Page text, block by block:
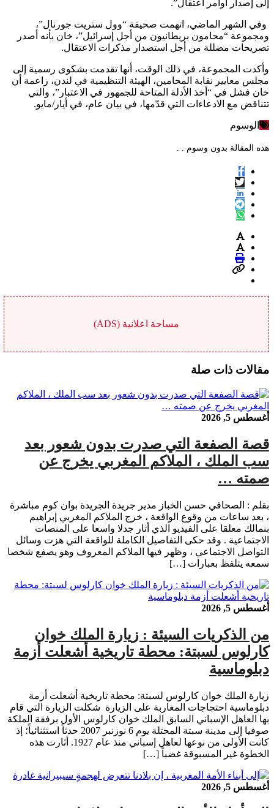
إلى إصدار أوامر اعتقال”.
وفي الشهر الماضي، اتهمت صحيفة “وول ستريت جورنال”،
ومجموعة “محامون بريطانيون من أجل إسرائيل”، خان بأنه أصدر
تصريحات مضللة من أجل استصدار مذكرات الاعتقال.
وأكدت المجموعة، في ذلك الوقت، أنها تقدمت بشكوى رسمية إلى
مجلس معايير نقابة المحامين، الهيئة التنظيمية في لندن، زاعمة أن
خان فشل في “أخذ الأدلة المتاحة للجمهور في الاعتبار”، والتي
تتناقض مع الادعاءات التي قدّمها، في بيان عام، في أيار/مايو.
الوسوم
هذه المقالة بدون وسوم . .
مساحة اعلانية (ADS)
مقالات ذات صلة
أغسطس 5, 2026
قصة الصفعة التي صدرت بدون شعور بعد
سب الملك ، الملاكم المغربي يخرج عن
صمته …
بقلم : الصحافي حسن الخباز مدير جريدة الجريدة بوان كوم مباشرة
، بعد ساعات من وقوع الواقعة ، خرج الملاكم المغربي إبراهيم
بنمالك معلقا على الفيديو الذي أثار جدلا واسعا على المنصات
الاجتماعية . وقد حكى التفاصيل الكاملة للواقعة التي هزت وسائل
التواصل الاجتماعي ، وظهر فيها الملاكم المعروف وهو يصفع شخصا
سمعه يتلفظ بعبارات […]
أغسطس 5, 2026
من الذكريات السيئة : زيارة الملك خوان
كارلوس لسبتة: محطة تاريخية أشعلت أزمة
دبلوماسية
زيارة الملك خوان كارلوس لسبتة: محطة تاريخية أشعلت أزمة
دبلوماسية احتجاجات المغاربة على الزيارة شكلت الزيارة التي قام
بها العاهل الإسباني السابق الملك خوان كارلوس الأول برفقة الملكة
صوفيا إلى مدينة سبتة المحتلة يوم 6 نوزنبر 2007 حدثاً استثنائياً؛ إذ
كانت الأولى من نوعها لعاهل إسباني منذ عام 1927. أثارت هذه
الخطوة غير المسبوقة غضباً […]
أغسطس 5, 2026